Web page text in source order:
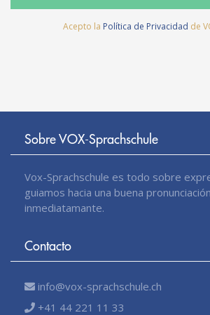
Acepto la Política de Privacidad de
Sobre VOX-Sprachschule
Vox-Sprachschule es todo sobre
guiamos hacia una buena
inmediatamante.
Contacto
info@vox-sprachschule.ch
+41 44 221 11 33